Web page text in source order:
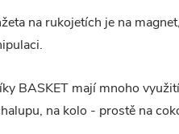
na rukojetích je na
BASKET mají mnoho
na kolo - prostě na